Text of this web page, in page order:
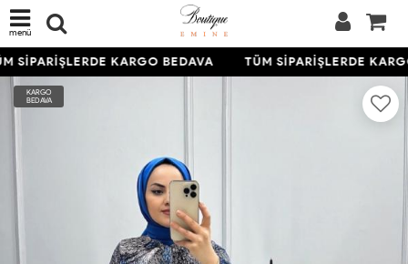
menü
SİPARİŞLERDE KARGO BEDAVA TÜM SİPARİŞLERDE
KARGO
BEDAVA